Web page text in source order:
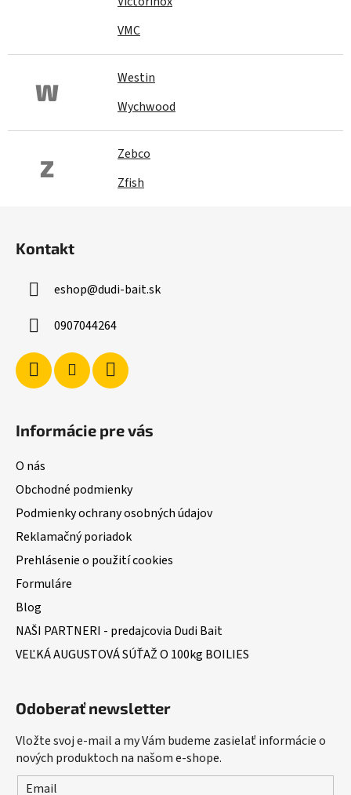
VMC
W
Westin
Wychwood
Z
Zebco
Zfish
Kontakt
eshop@dudi-bait.sk
0907044264
Informácie pre vás
O nás
Obchodné podmienky
Podmienky ochrany osobných údajov
Reklamačný poriadok
Prehlásenie o použití cookies
Formuláre
Blog
NAŠI PARTNERI - predajcovia Dudi Bait
VEĽKÁ AUGUSTOVÁ SÚŤAŽ O 100kg BOILIES
Odoberať newsletter
Vložte svoj e-mail a my Vám budeme zasielať informácie o
nových produktoch na našom e-shope.
Email